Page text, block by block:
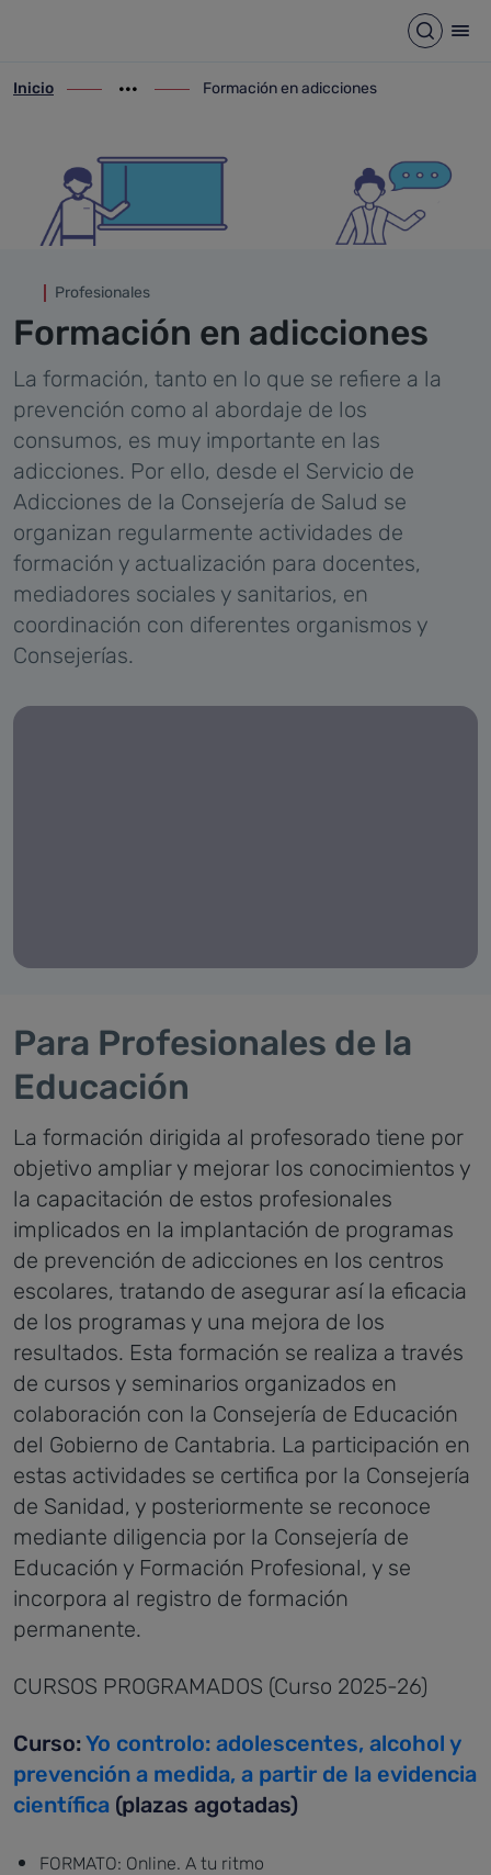
Formación en adicciones Abrir
ir-a inicio
Inicio
Mostrar opciones del camino de migas
ir-a Formación en adicciones
Formación en adicciones
Profesionales
Formación en adicciones
La formación, tanto en lo que se refiere a la
prevención como al abordaje de los
consumos, es muy importante en las
adicciones. Por ello, desde el Servicio de
Adicciones de la Consejería de Salud se
organizan regularmente actividades de
formación y actualización para docentes,
mediadores sociales y sanitarios, en
coordinación con diferentes organismos y
Consejerías.
Para Profesionales de la
Educación
La formación dirigida al profesorado tiene por
objetivo ampliar y mejorar los conocimientos y
la capacitación de estos profesionales
implicados en la implantación de programas
de prevención de adicciones en los centros
escolares, tratando de asegurar así la eficacia
de los programas y una mejora de los
resultados. Esta formación se realiza a través
de cursos y seminarios organizados en
colaboración con la Consejería de Educación
del Gobierno de Cantabria. La participación en
estas actividades se certifica por la Consejería
de Sanidad, y posteriormente se reconoce
mediante diligencia por la Consejería de
Educación y Formación Profesional, y se
incorpora al registro de formación
permanente.
CURSOS PROGRAMADOS (Curso 2025-26)
Curso:Yo controlo: adolescentes, alcohol y
prevención a medida, a partir de la evidencia
científica (plazas agotadas)
FORMATO: Online. A tu ritmo